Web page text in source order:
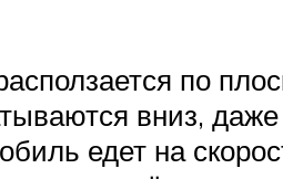
по
вниз,
едет на